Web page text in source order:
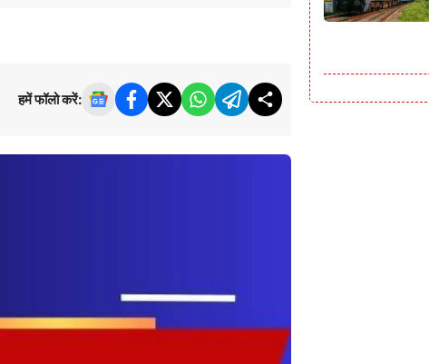
हमें फॉलो करें: